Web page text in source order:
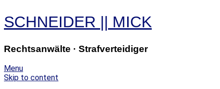
SCHNEIDER || MICK
Rechtsanwälte · Strafverteidiger
Menu
Skip to content